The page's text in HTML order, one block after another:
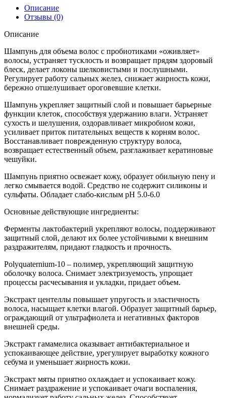
Описание
Отзывы (0)
Описание
Шампунь для объема волос с пробиотиками «оживляет»
волосы, устраняет тусклость и возвращает прядям здоровый
блеск, делает локоны шелковистыми и послушными.
Регулирует работу сальных желез, снижает жирность кожи,
бережно отшелушивает ороговевшие клетки.
Шампунь укрепляет защитный слой и повышает барьерные
функции клеток, способствуя удержанию влаги. Устраняет
сухость и шелушения, оздоравливает микробиом кожи,
усиливает приток питательных веществ к корням волос.
Восстанавливает поврежденную структуру волоса,
возвращает естественный объем, разглаживает кератиновые
чешуйки.
Шампунь приятно освежает кожу, образует обильную пену и
легко смывается водой. Средство не содержит силиконы и
сульфаты. Обладает слабо-кислым pH 5.0-6.0
Основные действующие ингредиенты:
Ферменты лактобактерий укрепляют волосы, поддерживают
защитный слой, делают их более устойчивыми к внешним
раздражителям, придают гладкость и прочность.
Polyquaternium-10 – полимер, укрепляющий защитную
оболочку волоса. Снимает электризуемость, упрощает
процессы расчесывания и укладки, придает объем.
Экстракт центеллы повышает упругость и эластичность
волоса, насыщает клетки влагой. Образует защитный барьер,
ограждающий от ультрафиолета и негативных факторов
внешней среды.
Экстракт гамамелиса оказывает антибактериальное и
успокаивающее действие, урегулирует выработку кожного
себума и уменьшает жирность кожи.
Экстракт мяты приятно охлаждает и успокаивает кожу.
Снимает раздражение и успокаивает очаги воспаления,